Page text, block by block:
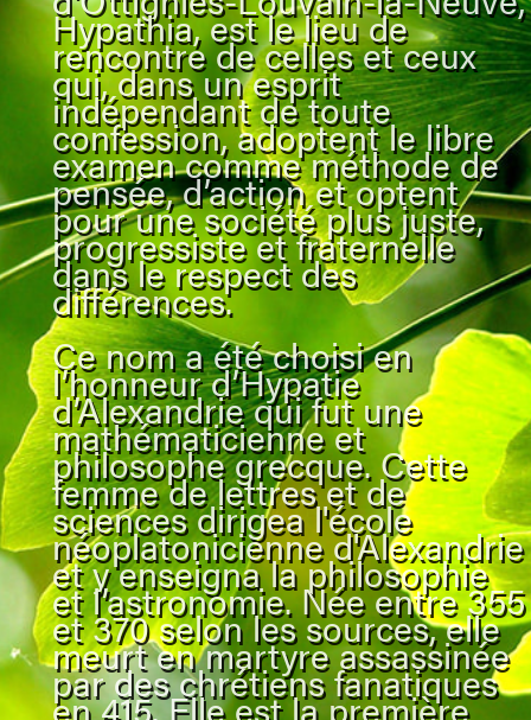
Hypathia, est le lieu de
rencontre de celles et ceux
qui, dans un esprit
indépendant de toute
confession, adoptent le libre
examen comme méthode de
pensée, d’action et optent
pour une société plus juste,
progressiste et fraternelle
dans le respect des
différences.
Ce nom a été choisi en
l’honneur d’Hypatie
d’Alexandrie qui fut une
mathématicienne et
philosophe grecque. Cette
femme de lettres et de
sciences dirigea l'école
néoplatonicienne d'Alexandrie
et y enseigna la philosophie
et l’astronomie. Née entre 355
et 370 selon les sources, elle
meurt en martyre assassinée
par des chrétiens fanatiques
en 415. Elle est la première